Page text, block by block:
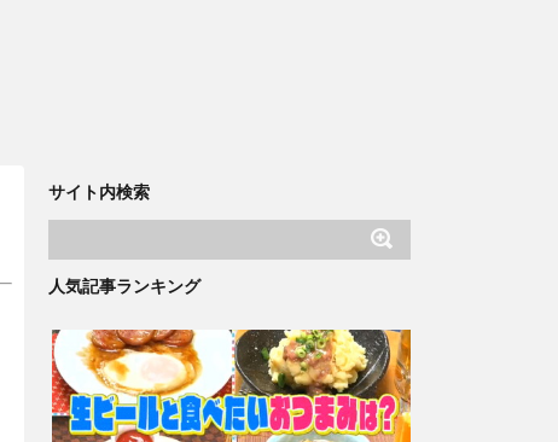
サイト内検索
人気記事ランキング